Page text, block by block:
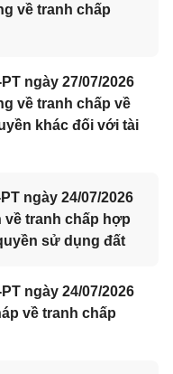
về tranh chấp
ngày 27/07/2026
về tranh chấp về
khác đối với tài
ngày 24/07/2026
về tranh chấp hợp
sử dụng đất
ngày 24/07/2026
về tranh chấp